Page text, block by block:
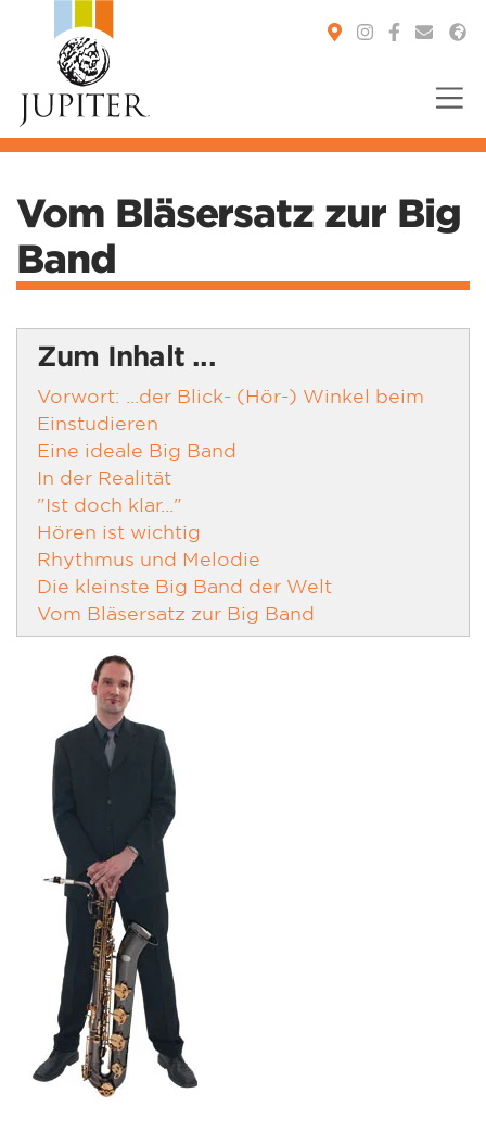
Vom Bläsersatz zur Big
Band
Zum Inhalt ...
Vorwort: ...der Blick- (Hör-) Winkel beim
Einstudieren
Eine ideale Big Band
In der Realität
"Ist doch klar..."
Hören ist wichtig
Rhythmus und Melodie
Die kleinste Big Band der Welt
Vom Bläsersatz zur Big Band